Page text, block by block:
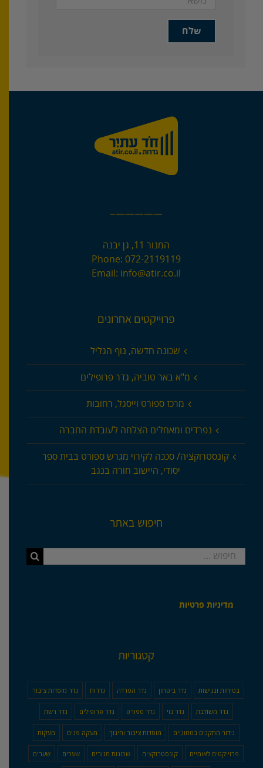
—————–
המנור 11, גן יבנה
Phone: 072-2119119
Email: info@atir.co.il
פרוייקטים אחרונים
שכונה חדשה, נוף הגליל
מ"א באר טוביה, גדר פרופילים
מרכז ספורט וייסגל, רחובות
נפרדים ומאחלים הצלחה לעובדת החברה
קונסטרוקציה/ סככה לקירוי מגרש ספורט בבית ספר
יסודי, היישוב חורה בנגב
חיפוש באתר
חיפוש...
מדיניות פרטיות
קטגוריות
בטיחות ונגישות גדר ביטחון גדר הפרדה גדרות גדר מוסדות ציבור
גדר משולבת גדר נוי גדר ספורט גדר פרופילים גדר רשת
גידור מתקנים בטחוניים מוסדות ציבור וחינוך מעקה פנים מעקות
פרוייקטים לאומיים קונסטרוקציה שכונות מגורים שערים שערים